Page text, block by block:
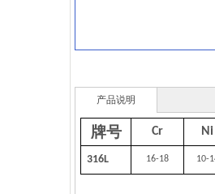
产品说明
牌号 Cr Ni
316L 16-18 10-